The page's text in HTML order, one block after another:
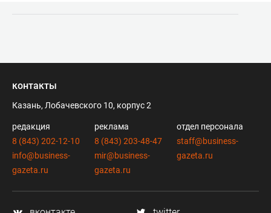
контакты
Казань, Лобачевского 10, корпус 2
редакция
8 (843) 202-12-10
info@business-
gazeta.ru
реклама
8 (843) 203-48-47
mir@business-
gazeta.ru
отдел персонала
staff@business-
gazeta.ru